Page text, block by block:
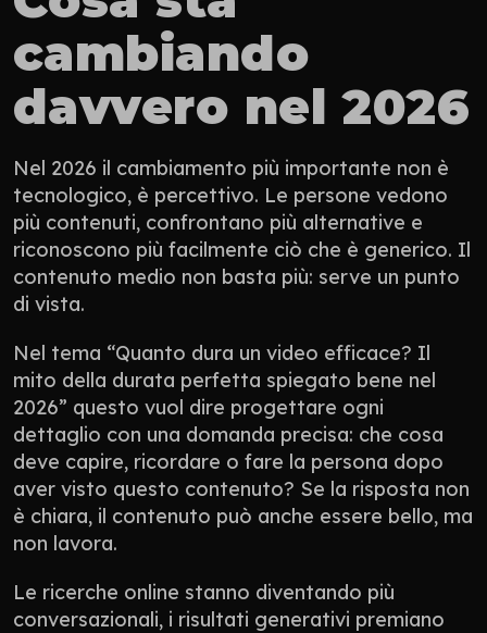
cambiando
davvero nel 2026
Nel 2026 il cambiamento più importante non è
tecnologico, è percettivo. Le persone vedono
più contenuti, confrontano più alternative e
riconoscono più facilmente ciò che è generico. Il
contenuto medio non basta più: serve un punto
di vista.
Nel tema “Quanto dura un video efficace? Il
mito della durata perfetta spiegato bene nel
2026” questo vuol dire progettare ogni
dettaglio con una domanda precisa: che cosa
deve capire, ricordare o fare la persona dopo
aver visto questo contenuto? Se la risposta non
è chiara, il contenuto può anche essere bello, ma
non lavora.
Le ricerche online stanno diventando più
conversazionali, i risultati generativi premiano